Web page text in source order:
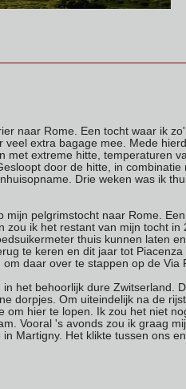
naar Rome. Een tocht waar ik
extra bagage mee. Mede
met extreme hitte, temperaturen
door de hitte, in combinatie
Drie weken was ik
pelgrimstocht naar Rome.
ik het restant van mijn tocht in
thuis kunnen laten
te keren en dit jaar tot
daar over te stappen op de Via
het behoorlijk dure Zwitserland.
dorpjes. Om uiteindelijk na de
hier te lopen. Ik zou het niet
Vooral 's avonds zou ik graag
Martigny. Het klikte tussen ons